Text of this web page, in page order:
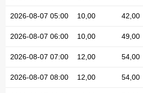
2026-08-07 05:00 10,00 42,00
2026-08-07 06:00 10,00 49,00
2026-08-07 07:00 12,00 54,00
2026-08-07 08:00 12,00 54,00